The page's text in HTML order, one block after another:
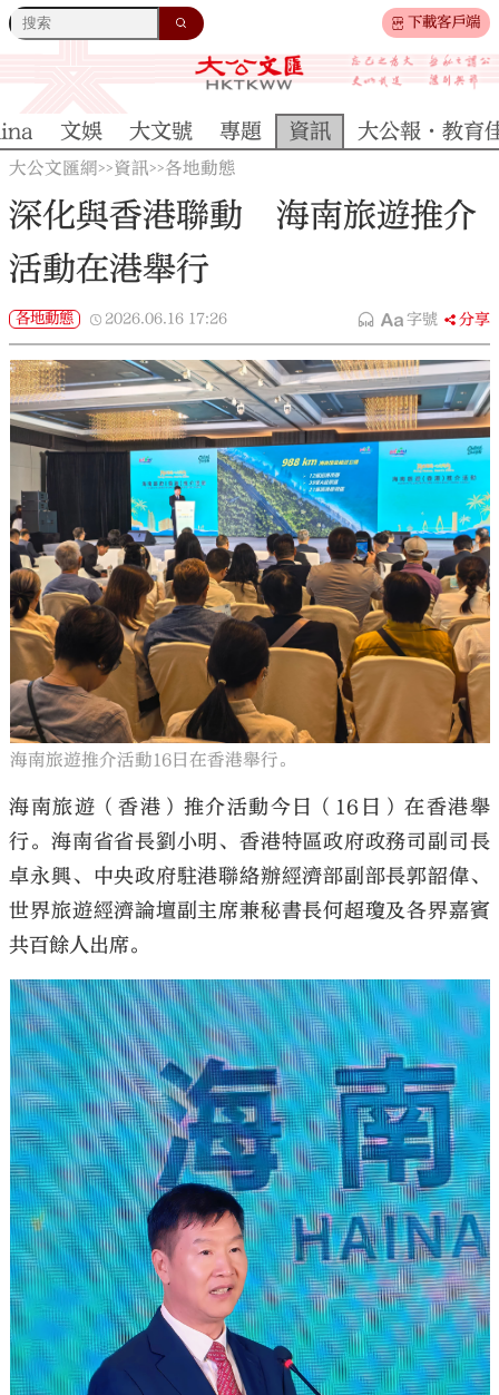
下載客戶端
大公文匯
文娛 大文號 專題 資訊 大公報·教育
大公文匯網>>資訊>>各地動態
深化與香港聯動 海南旅遊推介
活動在港舉行
各地動態 2026.06.16 17:26 字號 分享
海南旅遊推介活動16日在香港舉行。
海南旅遊（香港）推介活動今日（16日）在香港舉
行。海南省省長劉小明、香港特區政府政務司副司長
卓永興、中央政府駐港聯絡辦經濟部副部長郭韶偉、
世界旅遊經濟論壇副主席兼秘書長何超瓊及各界嘉賓
共百餘人出席。